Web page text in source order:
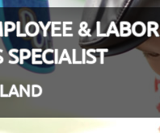
& LABOR
SPECIALIST